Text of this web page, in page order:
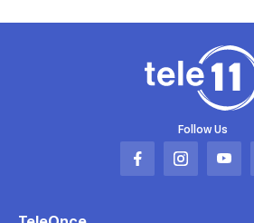
Follow Us
Abrir
Abrir
Abrir